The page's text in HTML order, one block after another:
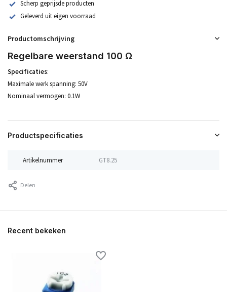
Scherp geprijsde producten
Geleverd uit eigen voorraad
Productomschrijving
Regelbare weerstand 100 Ω
Specificaties:
Maximale werk spanning: 50V
Nominaal vermogen: 0.1W
Productspecificaties
Artikelnummer GT8.25
Delen
Recent bekeken